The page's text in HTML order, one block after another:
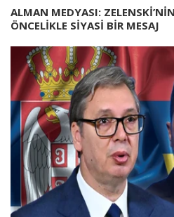
ALMAN MEDYASI:
ÖNCELİKLE SİYASİ BİR MESAJ